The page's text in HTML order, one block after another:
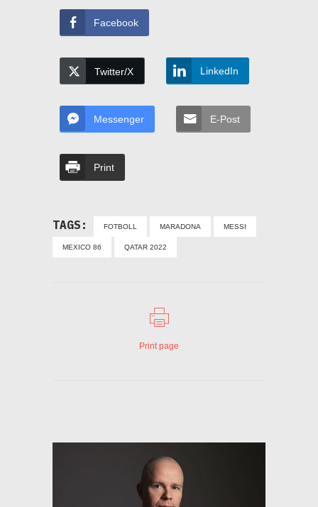
Facebook
Twitter/X LinkedIn
Messenger E-Post
Print
TAGS: FOTBOLL MARADONA MESSI
MEXICO 86 QATAR 2022
Print page